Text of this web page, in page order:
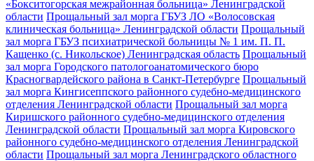
«Бокситогорская межрайонная больница» Ленинградской
области Прощальный зал морга ГБУЗ ЛО «Волосовская
клиническая больница» Ленинградской области Прощальный
зал морга ГБУЗ психиатрической больницы № 1 им. П. П.
Кащенко (с. Никольское) Ленинградская область Прощальный
зал морга Городского патологоанатомического бюро
Красногвардейского района в Санкт-Петербурге Прощальный
зал морга Кингисеппского районного судебно-медицинского
отделения Ленинградской области Прощальный зал морга
Киришского районного судебно-медицинского отделения
Ленинградской области Прощальный зал морга Кировского
районного судебно-медицинского отделения Ленинградской
области Прощальный зал морга Ленинградского областного